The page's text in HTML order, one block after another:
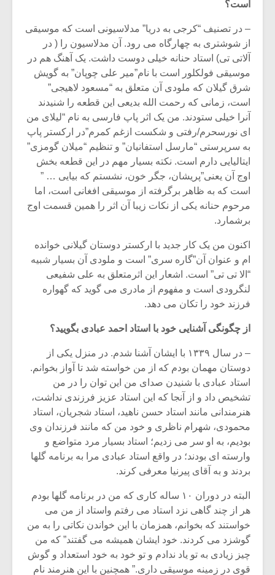
است؟
– در تصنیف “کرجی به دریا” مدلاسیونی است که موسیقی
از شوشتری به چهارگاه می رود. آن مدلاسیون را ( در
آلاتی تی) استاد حنانه خیلی دوست داشت. یک آهنگ هم در
موسیقی فولکلور است با نام”میر علی چوپان” به گویش
شرق گیلان که ملودی آن متعلق به “مسعود لاهیجی”
است، زمانی که رحمت الله بدیعی این قطعه را شنیدند
آنرا خیلی ستودند. من یک اثر پاپ فارسی به نام “لیلای من
ای نورسحرم/رفتی و شکست ازغم کمرم”در ارکستر پاپ
به سرپرستی “مارسل استفانیان” و تنظیم “میلان گومزی”
ایتالیایی دارم است. نکته بسیار مهم در این قطعه بخش
اوج آن یعنی”پریشان، جگر خون، نشستم که بیایی … ”
است که به ظاهر برگرفته از موسیقی افغانی است، اما
مرحوم حنانه یکی از نکات زیبا آن اثر را همین قسمت اوج
برشمارد.
اکنون من یک کار جدید با ارکستر دوستان گیلانی خوانده
ام و عنوان آن”گاره سری” است و ملودی آن بسیار شبیه
“الا تی تی” است. اشعار این اثرمتعلق به علی شفیعی
لنگرودی است و مفهوم از مادری می گوید که گهواره
فرزند خود را تکان می دهد.
از چگونگی آشنایی خود با استاد احمد عبادی بگویید؟
– در سال ۱۳۳۹ با ایشان آشنا شدم. در منزل یکی از
دوستان مهمان بودم که از من خواسته شد تا آواز بخوانم.
استاد عبادی با شنیدن صدای من این توان را در من
تشخیص داد و از آنجا که این استاد عزیز فرزندی نداشت،
هنرمندانی مانند استاد حسن ناهید، استاد شجریان، استاد
محمودی، شهرام ناظری و خود من که مانند فرزندان وی
بودیم، به او سر می زدیم؛ استاد بسیار مرد متواضع و
وارسته ای بودند؛ در واقع استاد عبادی مرا به برنامه گلها
بردند و به آقای پیرنیا معرفی کرند.
البته در دوران ۱۰ ساله کاری که من در برنامه گلها بودم
هر از چند گاهی نزد استاد می رفتم واستاد از من می
خواستند که بخوانم، همزمان با این خواندن نکاتی را به من
گوشزد می کردند. خود ایشان همیشه می گفتند” که من
چیز زیادی به تو یاد ندادم و تو خود به خود استعداد و گوش
قوی در زمینه موسیقی داری.” همچنین با این هنرمند نام